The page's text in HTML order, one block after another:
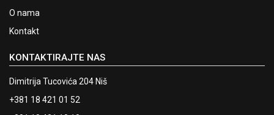
O nama
Kontakt
KONTAKTIRAJTE NAS
Dimitrija Tucovića 204 Niš
+381 18 421 01 52